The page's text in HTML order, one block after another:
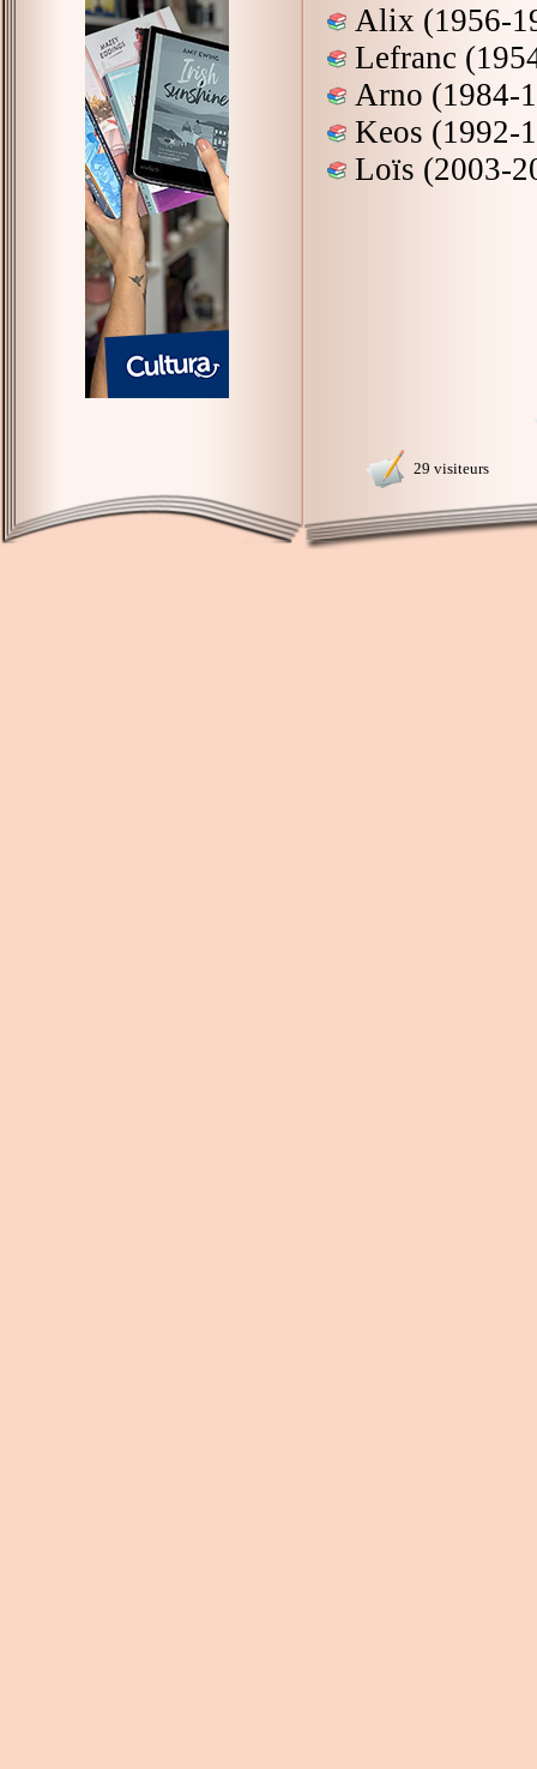
Alix (1956-
Lefranc
Arno (1984-
Keos (1992-
Loïs (2003-
29 visiteurs